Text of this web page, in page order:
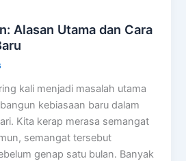
Alasan Utama dan Cara
kali menjadi masalah utama
kebiasaan baru dalam
Kita kerap merasa semangat
semangat tersebut
genap satu bulan. Banyak